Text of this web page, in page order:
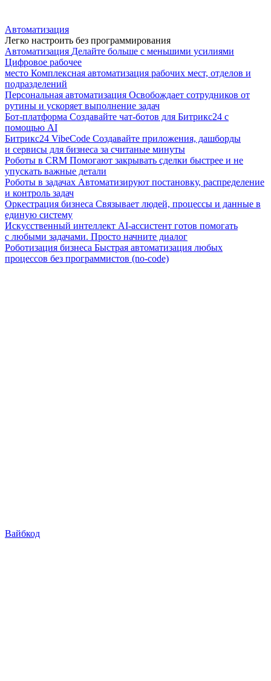
Автоматизация
Легко настроить без программирования
Автоматизация Делайте больше с меньшими усилиями
Цифровое рабочее
место Комплексная автоматизация рабочих мест, отделов и
подразделений
Персональная автоматизация Освобождает сотрудников от
рутины и ускоряет выполнение задач
Бот-платформа Создавайте чат-ботов для Битрикс24 с
помощью AI
Битрикс24 VibeCode Создавайте приложения, дашборды
и сервисы для бизнеса за считаные минуты
Роботы в CRM Помогают закрывать сделки быстрее и не
упускать важные детали
Роботы в задачах Автоматизируют постановку, распределение
и контроль задач
Оркестрация бизнеса Связывает людей, процессы и данные в
единую систему
Искусственный интеллект AI-ассистент готов помогать
с любыми задачами. Просто начните диалог
Роботизация бизнеса Быстрая автоматизация любых
процессов без программистов (no-code)
Вайбкод